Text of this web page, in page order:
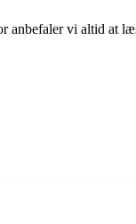
vi altid at